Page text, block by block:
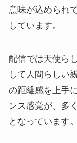
意味が込められ
しています。
配信では天使ら
して人間らしい
の距離感を上手
ンス感覚が、多
となっています。